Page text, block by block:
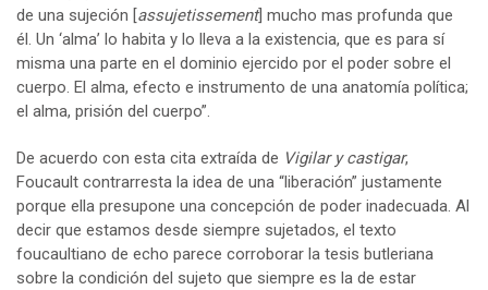
de una sujeción [assujetissement] mucho mas profunda que
él. Un ‘alma’ lo habita y lo lleva a la existencia, que es para sí
misma una parte en el dominio ejercido por el poder sobre el
cuerpo. El alma, efecto e instrumento de una anatomía política;
el alma, prisión del cuerpo”.
De acuerdo con esta cita extraída de Vigilar y castigar,
Foucault contrarresta la idea de una “liberación” justamente
porque ella presupone una concepción de poder inadecuada. Al
decir que estamos desde siempre sujetados, el texto
foucaultiano de echo parece corroborar la tesis butleriana
sobre la condición del sujeto que siempre es la de estar